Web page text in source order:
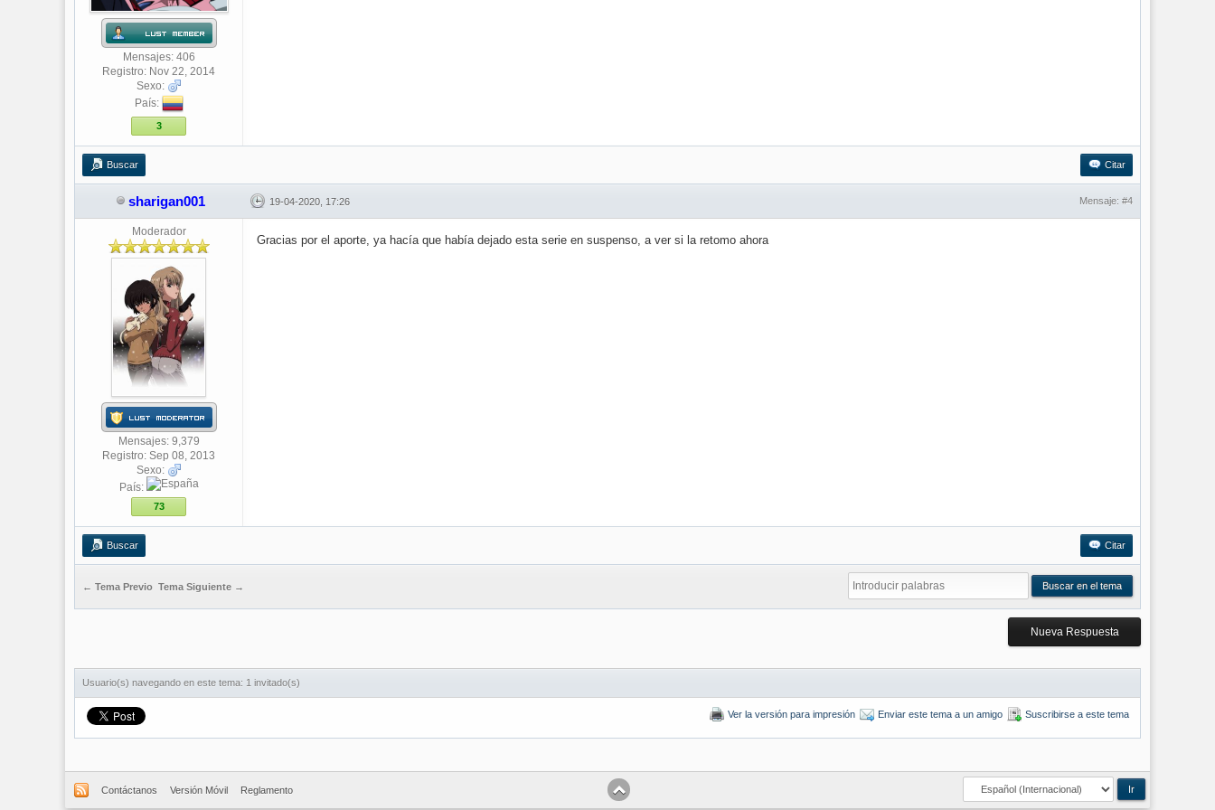
Mensajes: 406
Registro: Nov 22, 2014
Sexo:
País:
3
Buscar Citar
sharigan001 19-04-2020, 17:26 Mensaje: #4
Moderador
Mensajes: 9,379
Registro: Sep 08, 2013
Sexo:
País:
73
Gracias por el aporte, ya hacía que había dejado esta serie en suspenso, a ver si la retomo ahora
Buscar Citar
← Tema Previo Tema Siguiente →
Nueva Respuesta
Usuario(s) navegando en este tema: 1 invitado(s)
Ver la versión para impresión Enviar este tema a un amigo Suscribirse a este tema
Contáctanos Versión Móvil Reglamento